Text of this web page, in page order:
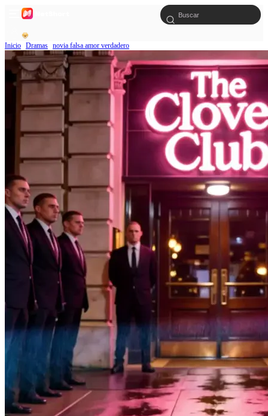
Inicio Dramas novia falsa amor verdadero